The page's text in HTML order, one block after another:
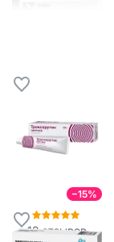
−15%
12отзывов